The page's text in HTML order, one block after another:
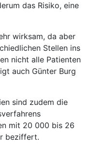
das Risiko, eine
wirksam, da aber
Stellen ins
nicht alle Patienten
auch Günter Burg
sind zudem die
mit 20 000 bis 26
beziffert.